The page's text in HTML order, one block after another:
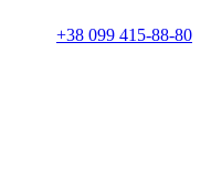
+38 099 415-88-80